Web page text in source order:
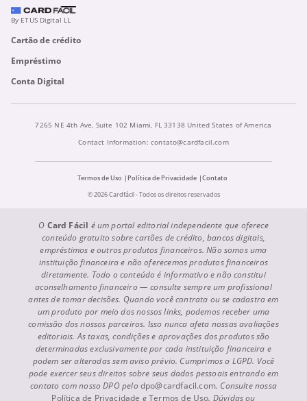
By ETUS Digital LL
Cartão de crédito
Empréstimo
Conta Digital
7265 NE 4th Ave, Suite 102 Miami, FL 33138 United States of America
Contact Information: contato@cardfacil.com
Termos de Uso Política de Privacidade
Contato
© 2026 Cardfácil - Todos os direitos reservados
O Card Fácil é um portal editorial independente que oferece
conteúdo gratuito sobre cartões de crédito, bancos digitais,
empréstimos e outros produtos financeiros. Não somos uma
instituição financeira e não oferecemos produtos financeiros
diretamente. Todo o conteúdo é informativo e não constitui
aconselhamento financeiro — consulte sempre um profissional
antes de tomar decisões. Quando você contrata ou se cadastra em
um produto por meio dos nossos links, podemos receber uma
comissão dos nossos parceiros. Isso nunca afeta nossas avaliações
editoriais. As taxas, condições e aprovações dos produtos são
determinadas exclusivamente por cada instituição financeira e
podem ser alteradas sem aviso prévio. Cumprimos a LGPD. Você
pode exercer seus direitos sobre seus dados pessoais entrando em
contato com nosso DPO pelo dpo@cardfacil.com. Consulte nossa
Política de Privacidade eTermos de Uso. Dúvidas ou